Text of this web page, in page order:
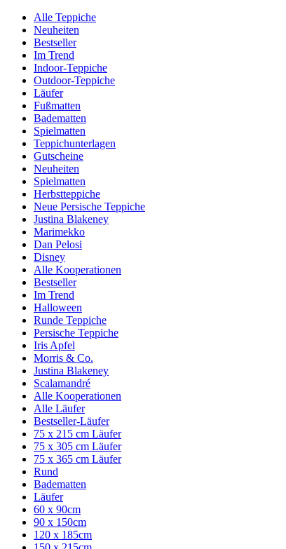
Alle Teppiche
Neuheiten
Bestseller
Im Trend
Indoor-Teppiche
Outdoor-Teppiche
Läufer
Fußmatten
Badematten
Spielmatten
Teppichunterlagen
Gutscheine
Neuheiten
Spielmatten
Herbstteppiche
Neue Persische Teppiche
Justina Blakeney
Marimekko
Dan Pelosi
Disney
Alle Kooperationen
Bestseller
Im Trend
Halloween
Runde Teppiche
Persische Teppiche
Iris Apfel
Morris & Co.
Justina Blakeney
Scalamandré
Alle Kooperationen
Alle Läufer
Bestseller-Läufer
75 x 215 cm Läufer
75 x 305 cm Läufer
75 x 365 cm Läufer
Rund
Badematten
Läufer
60 x 90cm
90 x 150cm
120 x 185cm